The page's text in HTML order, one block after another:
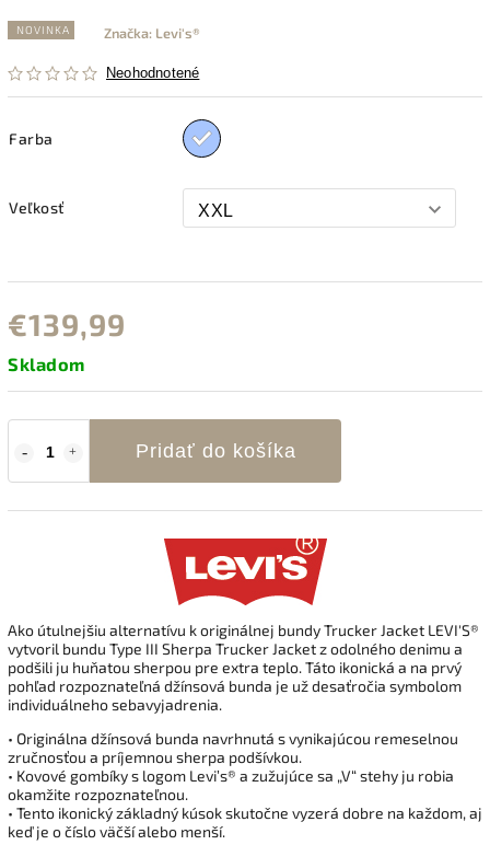
NOVINKA
Neohodnotené
Značka: Levi's®
Farba
Veľkosť
€139,99
Skladom
Pridať do košíka
Ako útulnejšiu alternatívu k originálnej bundy Trucker Jacket LEVI'S®
vytvoril bundu Type III Sherpa Trucker Jacket z odolného denimu a
podšili ju huňatou sherpou pre extra teplo. Táto ikonická a na prvý
pohľad rozpoznateľná džínsová bunda je už desaťročia symbolom
individuálneho sebavyjadrenia.
• Originálna džínsová bunda navrhnutá s vynikajúcou remeselnou
zručnosťou a príjemnou sherpa podšívkou.
• Kovové gombíky s logom Levi’s® a zužujúce sa „V“ stehy ju robia
okamžite rozpoznateľnou.
• Tento ikonický základný kúsok skutočne vyzerá dobre na každom, aj
keď je o číslo väčší alebo menší.